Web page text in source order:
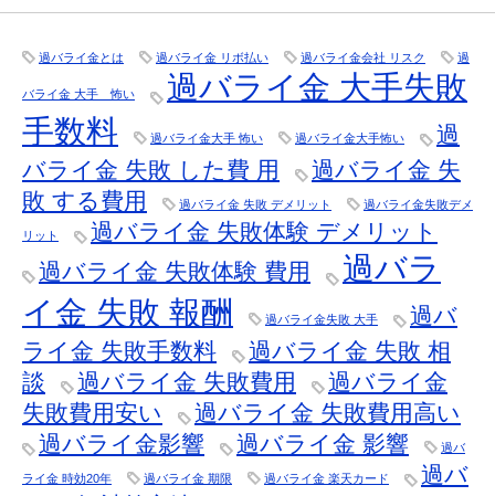
過バライ金とは 過バライ金 リボ払い 過バライ金会社 リスク 過
バライ金 大手 怖い
過バライ金 大手失敗
手数料
過バライ金大手 怖い 過バライ金大手怖い
過
バライ金 失敗 した費 用
過バライ金 失
敗 する費用
過バライ金 失敗 デメリット 過バライ金失敗デメ
リット
過バライ金 失敗体験 デメリット
過バライ金 失敗体験 費用
過バラ
イ金 失敗 報酬
過バライ金失敗 大手
過バ
ライ金 失敗手数料
過バライ金 失敗 相
談
過バライ金 失敗費用
過バライ金
失敗費用安い
過バライ金 失敗費用高い
過バライ金影響
過バライ金 影響 過バ
ライ金 時効20年 過バライ金 期限 過バライ金 楽天カード
過バ